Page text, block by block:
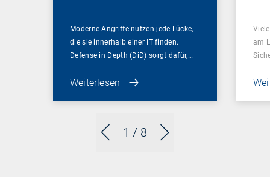
1 / 8
Moderne Angriffe nutzen jede Lücke,
die sie innerhalb einer IT finden.
Defense in Depth (DiD) sorgt dafür,…
Weiterlesen
am